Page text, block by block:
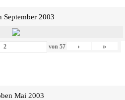
September 2003
von 57 › »
Mai 2003